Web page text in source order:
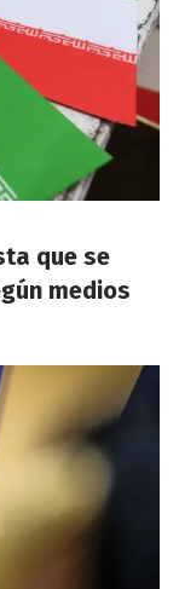
que se
medios